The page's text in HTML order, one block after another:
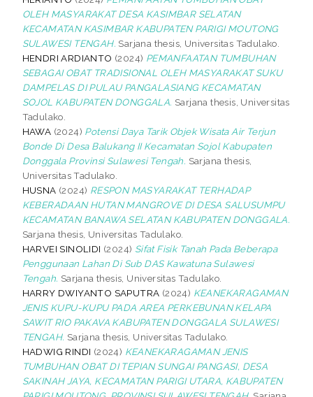
OLEH MASYARAKAT DESA KASIMBAR SELATAN
KECAMATAN KASIMBAR KABUPATEN PARIGI MOUTONG
SULAWESI TENGAH. Sarjana thesis, Universitas Tadulako.
HENDRI ARDIANTO (2024) PEMANFAATAN TUMBUHAN
SEBAGAI OBAT TRADISIONAL OLEH MASYARAKAT SUKU
DAMPELAS DI PULAU PANGALASIANG KECAMATAN
SOJOL KABUPATEN DONGGALA. Sarjana thesis, Universitas
Tadulako.
HAWA (2024) Potensi Daya Tarik Objek Wisata Air Terjun
Bonde Di Desa Balukang II Kecamatan Sojol Kabupaten
Donggala Provinsi Sulawesi Tengah. Sarjana thesis,
Universitas Tadulako.
HUSNA (2024) RESPON MASYARAKAT TERHADAP
KEBERADAAN HUTAN MANGROVE DI DESA SALUSUMPU
KECAMATAN BANAWA SELATAN KABUPATEN DONGGALA.
Sarjana thesis, Universitas Tadulako.
HARVEI SINOLIDI (2024) Sifat Fisik Tanah Pada Beberapa
Penggunaan Lahan Di Sub DAS Kawatuna Sulawesi
Tengah. Sarjana thesis, Universitas Tadulako.
HARRY DWIYANTO SAPUTRA (2024) KEANEKARAGAMAN
JENIS KUPU-KUPU PADA AREA PERKEBUNAN KELAPA
SAWIT RIO PAKAVA KABUPATEN DONGGALA SULAWESI
TENGAH. Sarjana thesis, Universitas Tadulako.
HADWIG RINDI (2024) KEANEKARAGAMAN JENIS
TUMBUHAN OBAT DI TEPIAN SUNGAI PANGASI, DESA
SAKINAH JAYA, KECAMATAN PARIGI UTARA, KABUPATEN